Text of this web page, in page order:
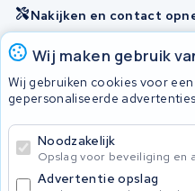
Wij maken gebruik
Wij gebruiken cookies voor
gepersonaliseerde
Noodzakelijk
Opslag voor beveiliging en
Advertentie opslag
Nakijken en contact